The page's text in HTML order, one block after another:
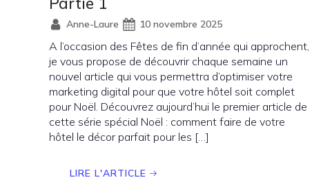
Anne-Laure 10 novembre 2025
A l’occasion des Fêtes de fin d’année qui approchent,
je vous propose de découvrir chaque semaine un
nouvel article qui vous permettra d’optimiser votre
marketing digital pour que votre hôtel soit complet
pour Noël. Découvrez aujourd’hui le premier article de
cette série spécial Noël : comment faire de votre
hôtel le décor parfait pour les […]
LIRE L'ARTICLE